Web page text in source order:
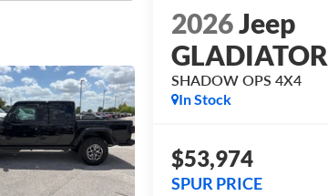
2026Jeep
GLADIATOR
SHADOW OPS 4X4
In Stock
$53,974
SPUR PRICE